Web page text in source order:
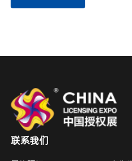
联系我们